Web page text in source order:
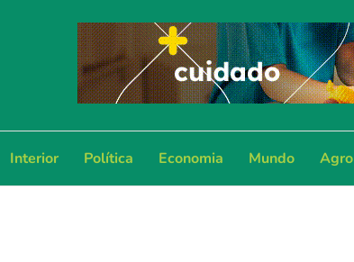
Interior Política Economia Mundo Agro